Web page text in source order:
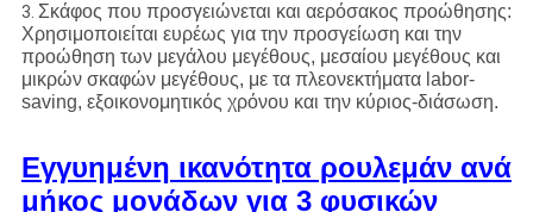
3. Σκάφος που προσγειώνεται και αερόσακος προώθησης:
Χρησιμοποιείται ευρέως για την προσγείωση και την
προώθηση των μεγάλου μεγέθους, μεσαίου μεγέθους και
μικρών σκαφών μεγέθους, με τα πλεονεκτήματα labor-
saving, εξοικονομητικός χρόνου και την κύριος-διάσωση.
Εγγυημένη ικανότητα ρουλεμάν ανά
μήκος μονάδων για 3 φυσικών